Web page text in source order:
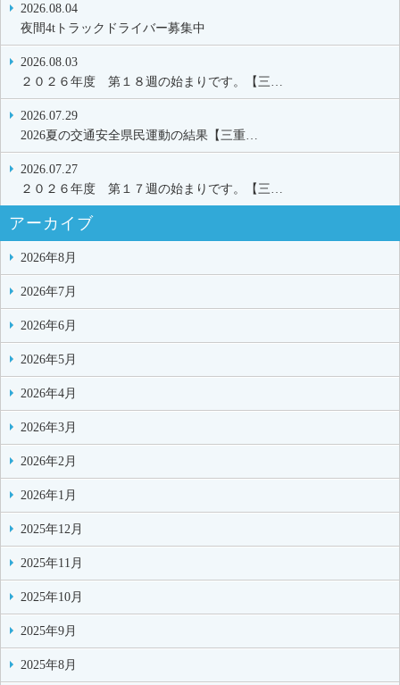
2026.08.04
夜間4tトラックドライバー募集中
2026.08.03
２０２６年度 第１８週の始まりです。【三…
2026.07.29
2026夏の交通安全県民運動の結果【三重…
2026.07.27
２０２６年度 第１７週の始まりです。【三…
アーカイブ
2026年8月
2026年7月
2026年6月
2026年5月
2026年4月
2026年3月
2026年2月
2026年1月
2025年12月
2025年11月
2025年10月
2025年9月
2025年8月